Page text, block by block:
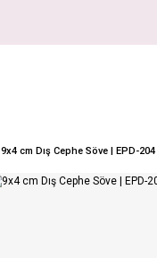
9x4 cm Dış Cephe Söve | EPD-204